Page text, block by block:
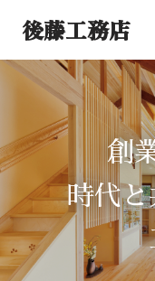
ン
ツ
へ
キ
ッ
プ
後藤工務店
創
時代と